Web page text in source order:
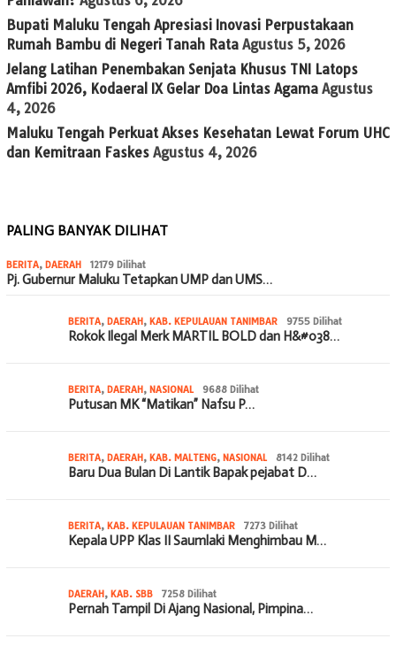
Bupati Maluku Tengah Apresiasi Inovasi Perpustakaan
Rumah Bambu di Negeri Tanah Rata Agustus 5, 2026
Jelang Latihan Penembakan Senjata Khusus TNI Latops
Amfibi 2026, Kodaeral IX Gelar Doa Lintas Agama Agustus
4, 2026
Maluku Tengah Perkuat Akses Kesehatan Lewat Forum UHC
dan Kemitraan Faskes Agustus 4, 2026
PALING BANYAK DILIHAT
BERITA, DAERAH 12179 Dilihat
Pj. Gubernur Maluku Tetapkan UMP dan UMS…
BERITA, DAERAH, KAB. KEPULAUAN TANIMBAR 9755 Dilihat
Rokok Ilegal Merk MARTIL BOLD dan H&#038…
BERITA, DAERAH, NASIONAL 9688 Dilihat
Putusan MK “Matikan” Nafsu P…
BERITA, DAERAH, KAB. MALTENG, NASIONAL 8142 Dilihat
Baru Dua Bulan Di Lantik Bapak pejabat D…
BERITA, KAB. KEPULAUAN TANIMBAR 7273 Dilihat
Kepala UPP Klas II Saumlaki Menghimbau M…
DAERAH, KAB. SBB 7258 Dilihat
Pernah Tampil Di Ajang Nasional, Pimpina…